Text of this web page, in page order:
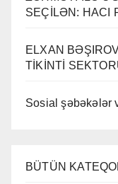
SEÇİLƏN: HACI
ELXAN
TİKİNTİ
Sosial şəbəkələr
BÜTÜN